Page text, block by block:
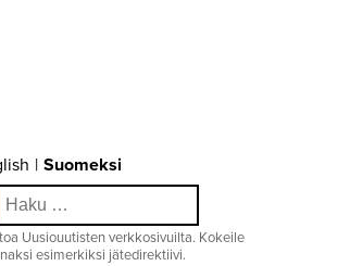
| Suomeksi
Uusiouutisten verkkosivuilta. Kokeile
esimerkiksi jätedirektiivi.